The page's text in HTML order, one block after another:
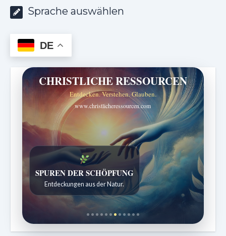
Sprache auswählen
DE
CHRISTLICHE RESSOURCEN
Entdecken. Verstehen. Glauben.
www.christlicheressourcen.com
SPUREN DER SCHÖPFUNG
Entdeckungen aus der Natur.
DIE STILLE INTELLIGENZ DES KÖRPERS
Ordnung bringt Leben zurück.